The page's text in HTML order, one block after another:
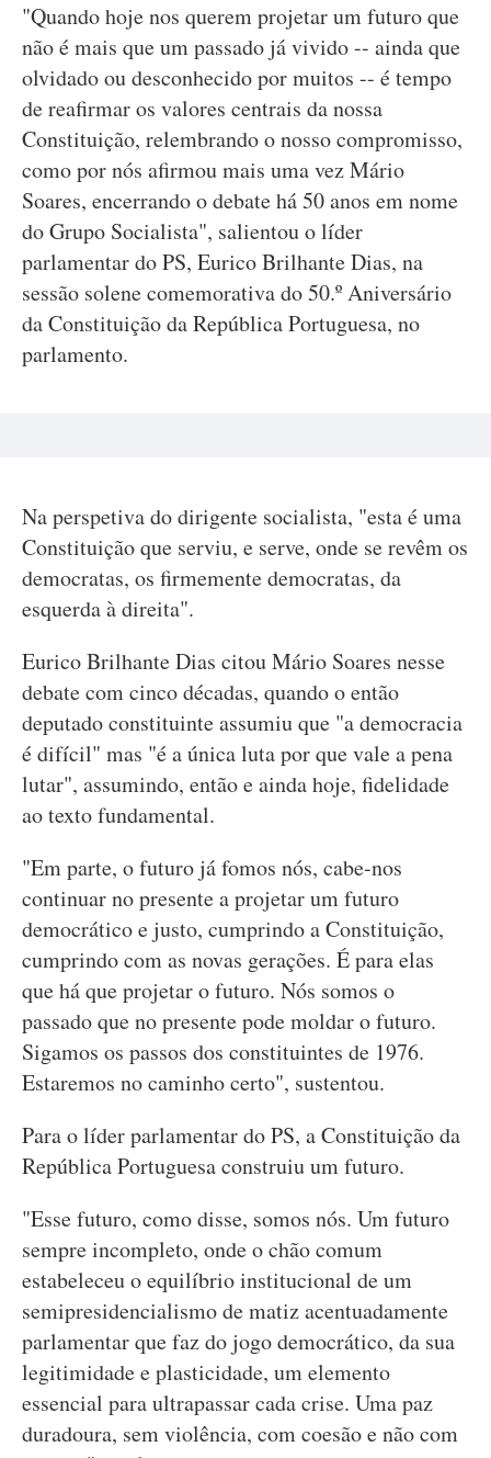
"Quando hoje nos querem projetar um futuro que
não é mais que um passado já vivido -- ainda que
olvidado ou desconhecido por muitos -- é tempo
de reafirmar os valores centrais da nossa
Constituição, relembrando o nosso compromisso,
como por nós afirmou mais uma vez Mário
Soares, encerrando o debate há 50 anos em nome
do Grupo Socialista", salientou o líder
parlamentar do PS, Eurico Brilhante Dias, na
sessão solene comemorativa do 50.º Aniversário
da Constituição da República Portuguesa, no
parlamento.
Na perspetiva do dirigente socialista, "esta é uma
Constituição que serviu, e serve, onde se revêm os
democratas, os firmemente democratas, da
esquerda à direita".
Eurico Brilhante Dias citou Mário Soares nesse
debate com cinco décadas, quando o então
deputado constituinte assumiu que "a democracia
é difícil" mas "é a única luta por que vale a pena
lutar", assumindo, então e ainda hoje, fidelidade
ao texto fundamental.
"Em parte, o futuro já fomos nós, cabe-nos
continuar no presente a projetar um futuro
democrático e justo, cumprindo a Constituição,
cumprindo com as novas gerações. É para elas
que há que projetar o futuro. Nós somos o
passado que no presente pode moldar o futuro.
Sigamos os passos dos constituintes de 1976.
Estaremos no caminho certo", sustentou.
Para o líder parlamentar do PS, a Constituição da
República Portuguesa construiu um futuro.
"Esse futuro, como disse, somos nós. Um futuro
sempre incompleto, onde o chão comum
estabeleceu o equilíbrio institucional de um
semipresidencialismo de matiz acentuadamente
parlamentar que faz do jogo democrático, da sua
legitimidade e plasticidade, um elemento
essencial para ultrapassar cada crise. Uma paz
duradoura, sem violência, com coesão e não com